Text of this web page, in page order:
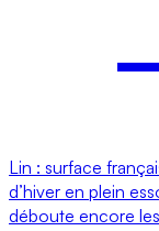
Lin : surface
d’hiver en plein
déboute encore